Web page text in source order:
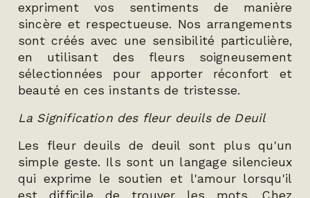
expriment vos sentiments de manière
sincère et respectueuse. Nos arrangements
sont créés avec une sensibilité particulière,
en utilisant des fleurs soigneusement
sélectionnées pour apporter réconfort et
beauté en ces instants de tristesse.
La Signification des fleur deuils de Deuil
Les fleur deuils de deuil sont plus qu'un
simple geste. Ils sont un langage silencieux
qui exprime le soutien et l'amour lorsqu'il